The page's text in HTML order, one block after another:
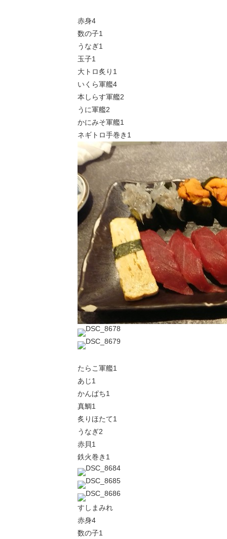
赤身4
数の子1
うなぎ1
玉子1
大トロ炙り1
いくら軍艦4
本しらす軍艦2
うに軍艦2
かにみそ軍艦1
ネギトロ手巻き1
たらこ軍艦1
あじ1
かんぱち1
真鯛1
炙りほたて1
うなぎ2
赤貝1
鉄火巻き1
すしまみれ
赤身4
数の子1